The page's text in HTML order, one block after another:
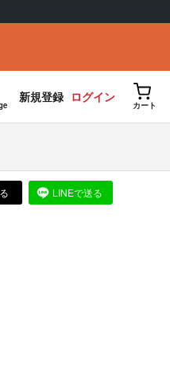
新規登録 ログイン
カート
LINEで送る